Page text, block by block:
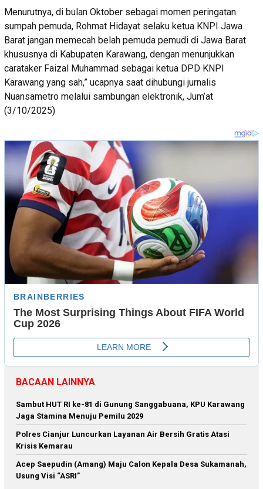
Menurutnya, di bulan Oktober sebagai momen peringatan
sumpah pemuda, Rohmat Hidayat selaku ketua KNPI Jawa
Barat jangan memecah belah pemuda pemudi di Jawa Barat
khususnya di Kabupaten Karawang, dengan menunjukkan
carataker Faizal Muhammad sebagai ketua DPD KNPI
Karawang yang sah,” ucapnya saat dihubungi jurnalis
Nuansametro melalui sambungan elektronik, Jum’at
(3/10/2025)
BACAAN LAINNYA
Sambut HUT RI ke-81 di Gunung Sanggabuana, KPU Karawang
Jaga Stamina Menuju Pemilu 2029
Polres Cianjur Luncurkan Layanan Air Bersih Gratis Atasi
Krisis Kemarau
Acep Saepudin (Amang) Maju Calon Kepala Desa Sukamanah,
Usung Visi “ASRI”